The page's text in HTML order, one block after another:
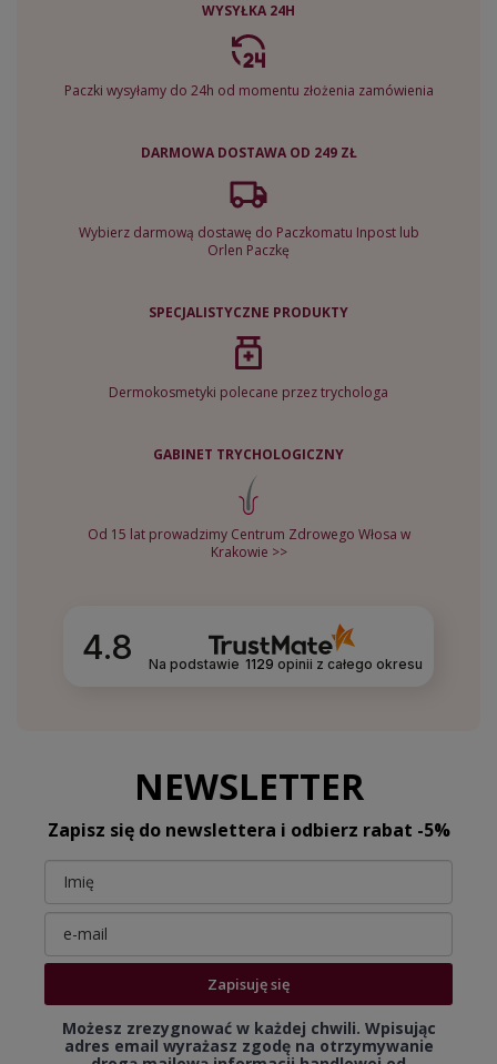
WYSYŁKA 24H
Paczki wysyłamy do 24h od momentu złożenia zamówienia
DARMOWA DOSTAWA OD 249 ZŁ
Wybierz darmową dostawę do Paczkomatu Inpost lub
Orlen Paczkę
SPECJALISTYCZNE PRODUKTY
Dermokosmetyki polecane przez trychologa
GABINET TRYCHOLOGICZNY
Od 15 lat prowadzimy Centrum Zdrowego Włosa w
Krakowie >>
4.8 Na podstawie 1129 opinii z całego okresu
NEWSLETTER
Zapisz się do newslettera i odbierz rabat -5%
Zapisuję się
Możesz zrezygnować w każdej chwili. Wpisując
adres email wyrażasz zgodę na otrzymywanie